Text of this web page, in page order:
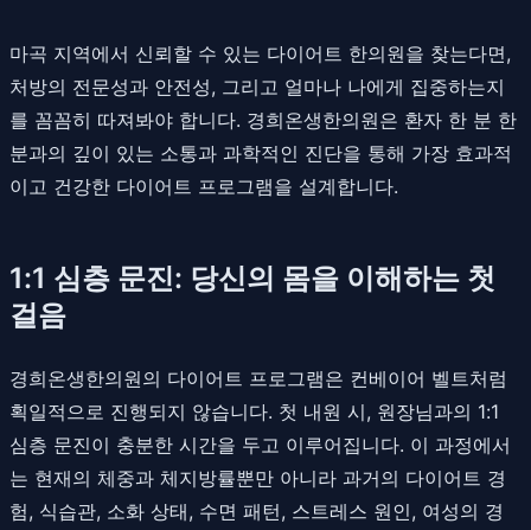
마곡 지역에서 신뢰할 수 있는 다이어트 한의원을 찾는다면,
처방의 전문성과 안전성, 그리고 얼마나 나에게 집중하는지
를 꼼꼼히 따져봐야 합니다. 경희온생한의원은 환자 한 분 한
분과의 깊이 있는 소통과 과학적인 진단을 통해 가장 효과적
이고 건강한 다이어트 프로그램을 설계합니다.
1:1 심층 문진: 당신의 몸을 이해하는 첫
걸음
경희온생한의원의 다이어트 프로그램은 컨베이어 벨트처럼
획일적으로 진행되지 않습니다. 첫 내원 시, 원장님과의 1:1
심층 문진이 충분한 시간을 두고 이루어집니다. 이 과정에서
는 현재의 체중과 체지방률뿐만 아니라 과거의 다이어트 경
험, 식습관, 소화 상태, 수면 패턴, 스트레스 원인, 여성의 경